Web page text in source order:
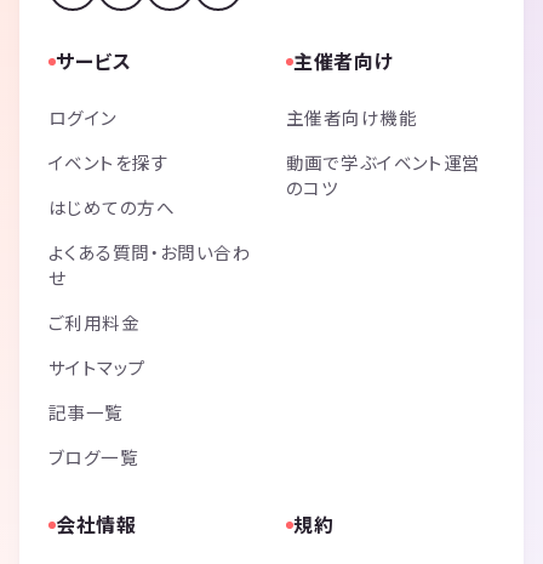
サービス
ログイン
イベントを探す
はじめての方へ
よくある質問・お問い合わ
せ
ご利用料金
サイトマップ
記事一覧
ブログ一覧
主催者向け
主催者向け機能
動画で学ぶイベント運営
のコツ
会社情報 規約